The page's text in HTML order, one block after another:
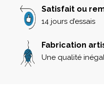
Satisfait ou
14 jours d’essais
Fabrication
Une qualité